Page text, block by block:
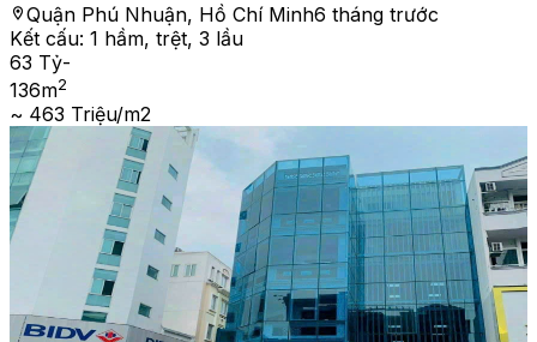
Quận Phú Nhuận, Hồ Chí Minh6 tháng trước
Kết cấu: 1 hầm, trệt, 3 lầu
63 Tỷ-
136m2
~ 463 Triệu/m2